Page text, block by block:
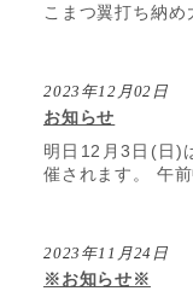
こまつ翼打ち納め
2023年12月02日
お知らせ
明日12月3日(日)
催されます。 午
2023年11月24日
※お知らせ※